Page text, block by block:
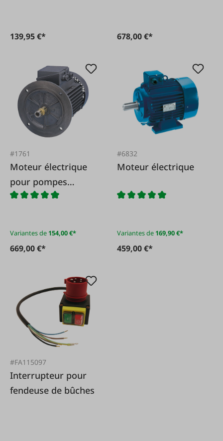
139,95 €* 678,00 €*
#1761
Moteur électrique
pour pompes
hydrauliques à
Variantes de 154,00 €*
669,00 €*
#6832
Moteur électrique
Variantes de 169,90 €*
459,00 €*
#FA115097
Interrupteur pour
fendeuse de bûches